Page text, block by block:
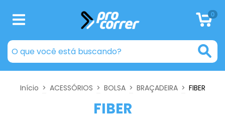
0
Início > ACESSÓRIOS > BOLSA > BRAÇADEIRA > FIBER
FIBER